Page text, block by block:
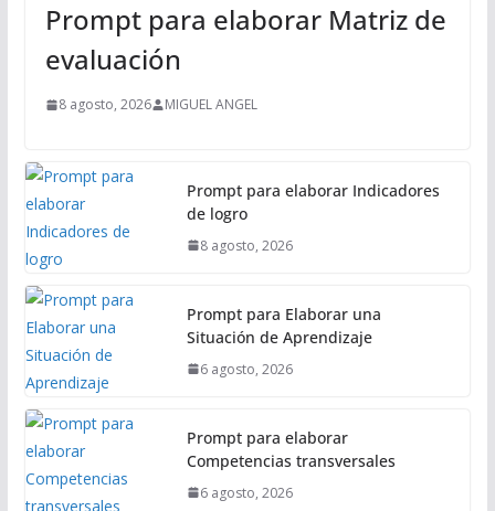
Prompt para elaborar Matriz de
evaluación
8 agosto, 2026 MIGUEL ANGEL
Prompt para elaborar Indicadores
de logro
8 agosto, 2026
Prompt para Elaborar una
Situación de Aprendizaje
6 agosto, 2026
Prompt para elaborar
Competencias transversales
6 agosto, 2026